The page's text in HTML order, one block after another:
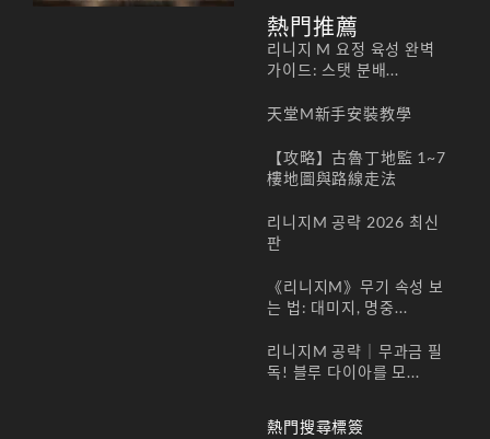
(水
蛇、
牛、
妖)
月,
2026
時間
2026
月27
日 中
點關
熱門推薦
리니지 M 요정 육성 완벽
가이드: 스탯 분배...
天堂M新手安裝教學
【攻略】古魯丁地監 1~7
樓地圖與路線走法
리니지M 공략 2026 최신
판
《리니지M》무기 속성 보
는 법: 대미지, 명중...
리니지M 공략｜무과금 필
독! 블루 다이아를 모...
熱門搜尋標簽